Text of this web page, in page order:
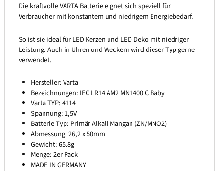
Die kraftvolle VARTA Batterie eignet sich speziell für
Verbraucher mit konstantem und niedrigem Energiebedarf.
So ist sie ideal für LED Kerzen und LED Deko mit niedriger
Leistung. Auch in Uhren und Weckern wird dieser Typ gerne
verwendet.
Hersteller: Varta
Bezeichnungen: IEC LR14 AM2 MN1400 C Baby
Varta TYP: 4114
Spannung: 1,5V
Batterie Typ: Primär Alkali Mangan (ZN/MNO2)
Abmessung: 26,2 x 50mm
Gewicht: 65,8g
Menge: 2er Pack
MADE IN GERMANY